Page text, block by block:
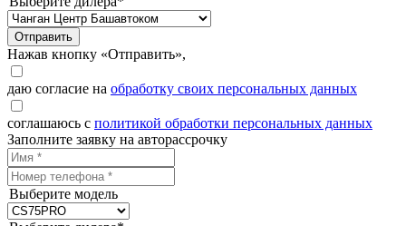
Отправить
Нажав кнопку «Отправить»,
даю согласие на обработку своих персональных данных
соглашаюсь с политикой обработки персональных данных
Заполните заявку на авторассрочку
Выберите модель